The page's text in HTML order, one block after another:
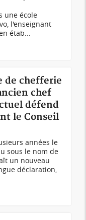
une école
l'enseignant
étab...
de chefferie
chef
défend
le Conseil
années le
sous le nom de
un nouveau
déclaration,